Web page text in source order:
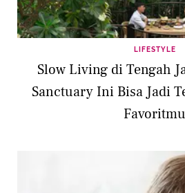
LIFESTYLE
Slow Living di Tengah
Sanctuary Ini Bisa Jadi
Favoritmu